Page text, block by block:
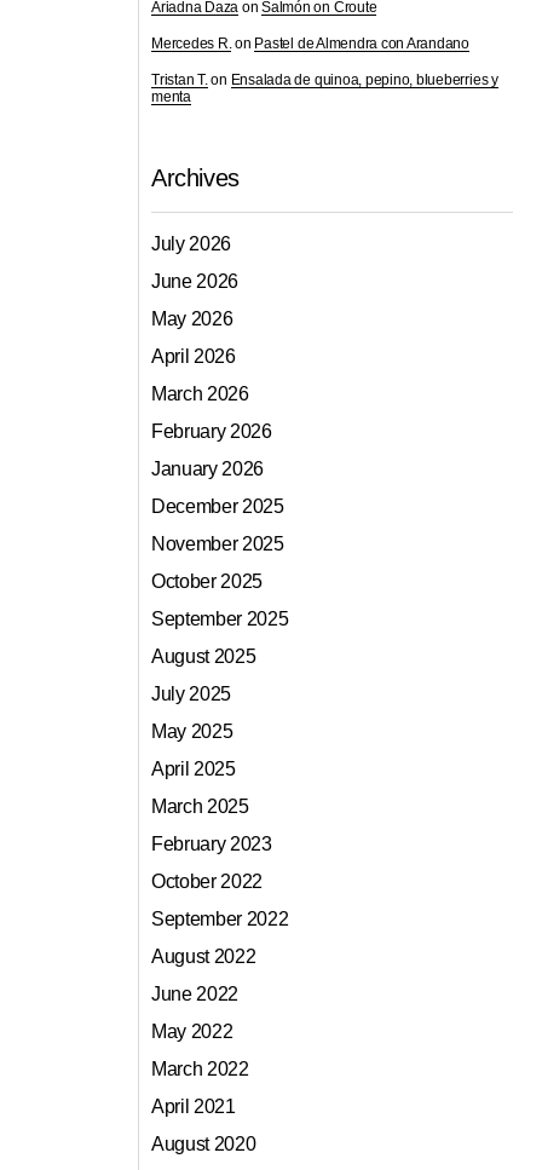
Ariadna Daza onSalmón on Croute
Mercedes R.on Pastel de Almendra con Arandano
Tristan T.on Ensalada de quinoa, pepino, blueberries y
menta
Archives
July 2026
June 2026
May 2026
April 2026
March 2026
February 2026
January 2026
December 2025
November 2025
October 2025
September 2025
August 2025
July 2025
May 2025
April 2025
March 2025
February 2023
October 2022
September 2022
August 2022
June 2022
May 2022
March 2022
April 2021
August 2020